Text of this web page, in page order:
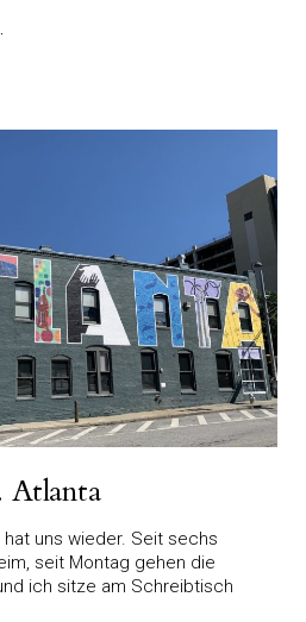
uns wieder. Seit sechs
seit Montag gehen die
ich sitze am Schreibtisch